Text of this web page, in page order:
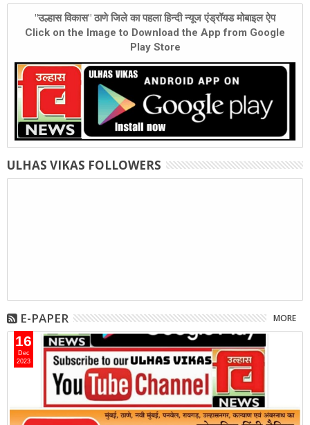
"उल्हास विकास" ठाणे जिले का पहला हिन्दी न्यूज एंड्रॉयड मोबाइल ऐप
Click on the Image to Download the App from Google
Play Store
ULHAS VIKAS FOLLOWERS
E-PAPER MORE
16
Dec
2023